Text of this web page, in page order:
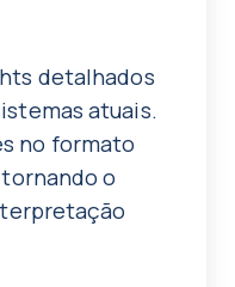
detalhados
atuais.
no formato
o